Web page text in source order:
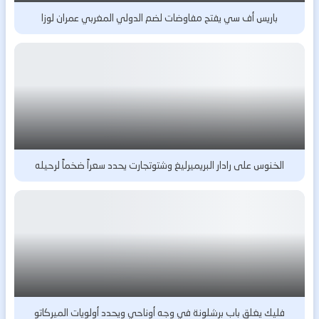
باريس أف سي يفتح مفاوضات لضم الدولي المغربي عمران لوزا
الخنوس على رادار البريميرليغ وشتوتجارت يحدد سعراً ضخماً لرحيله
فليك يغلق باب برشلونة في وجه أوناحي ويحدد أولويات الميركاتو